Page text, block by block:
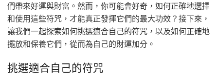
們帶來好運與財富。然而，你可能會好奇，如何正確地選擇
和使用這些符咒，才能真正發揮它們的最大功效？接下來，
讓我們一起探索如何挑選適合自己的符咒，以及如何正確地
擺放和保養它們，從而為自己的財運加分。
挑選適合自己的符咒